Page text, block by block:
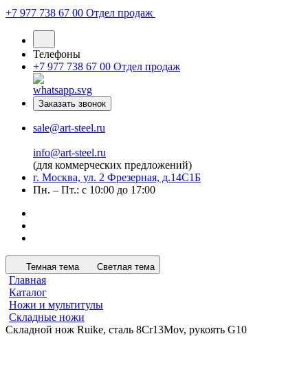
+7 977 738 67 00 Отдел продаж
Телефоны
+7 977 738 67 00 Отдел продаж
Заказать звонок
sale@art-steel.ru
info@art-steel.ru
(для коммерческих предложений)
г. Москва, ул. 2 Фрезерная, д.14С1Б
Пн. – Пт.: с 10:00 до 17:00
Темная тема Светлая тема
Главная
Каталог
Ножи и мультитулы
Складные ножи
Складной нож Ruike, сталь 8Cr13Mov, рукоять G10